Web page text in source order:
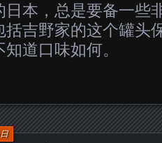
日本，总是要备一些
括吉野家的这个罐头
道口味如何。